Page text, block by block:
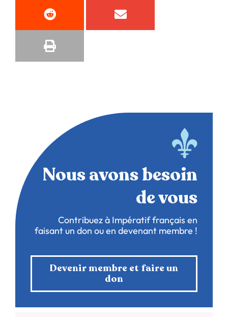
Nous avons besoin
de vous
Contribuez à Impératif français en
faisant un don ou en devenant membre !
Devenir membre et faire un
don